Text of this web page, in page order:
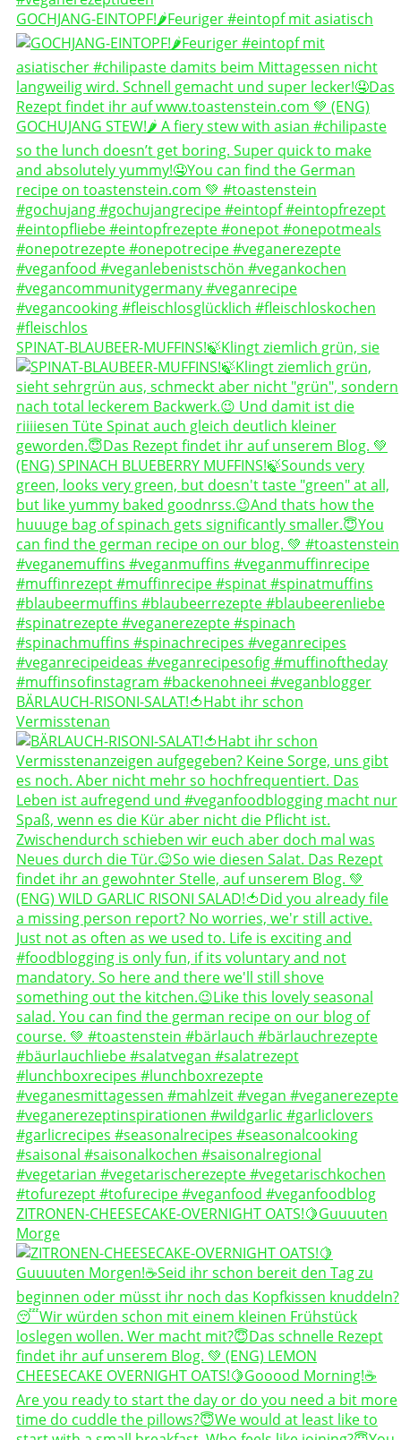
GOCHJANG-EINTOPF!🌶️Feuriger #eintopf mit asiatisch
SPINAT-BLAUBEER-MUFFINS!🍃Klingt ziemlich grün, sie
BÄRLAUCH-RISONI-SALAT!🍅Habt ihr schon
Vermisstenan
ZITRONEN-CHEESECAKE-OVERNIGHT OATS!🍋Guuuuten
Morge